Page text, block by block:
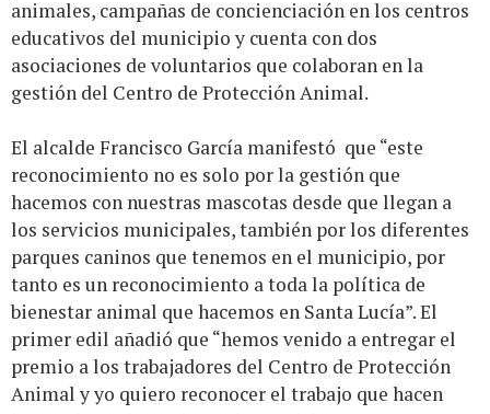
animales, campañas de concienciación en los centros
educativos del municipio y cuenta con dos
asociaciones de voluntarios que colaboran en la
gestión del Centro de Protección Animal.
El alcalde Francisco García manifestó que “este
reconocimiento no es solo por la gestión que
hacemos con nuestras mascotas desde que llegan a
los servicios municipales, también por los diferentes
parques caninos que tenemos en el municipio, por
tanto es un reconocimiento a toda la política de
bienestar animal que hacemos en Santa Lucía”. El
primer edil añadió que “hemos venido a entregar el
premio a los trabajadores del Centro de Protección
Animal y yo quiero reconocer el trabajo que hacen